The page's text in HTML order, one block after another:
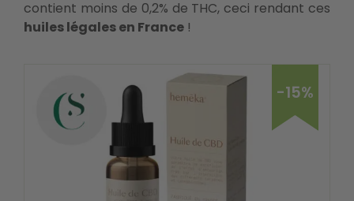
contient moins de 0,2% de THC, ceci rendant ces
huiles légales en France !
-15%